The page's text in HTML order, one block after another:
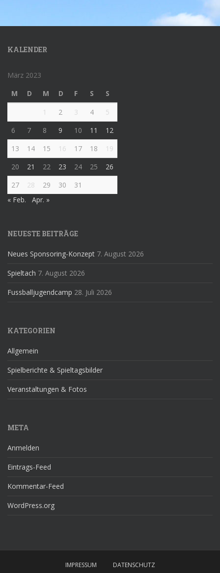
KALENDER
März 2023
M
D M D F S
S
1
2 3 4
5
6
7 8 9 10 11
12
13
14 15 16 17 18
19
20
21 22 23 24 25
26
27
28 29 30
31
« Feb.
Apr. »
NEUESTE BEITRÄGE
Neues Sponsoring-Konzept 7. August 2026
Spieltach 7. August 2026
Fussballjugendcamp 28. Juli 2026
KATEGORIEN
Allgemein
Spielberichte & Spieltagsbilder
Veranstaltungen & Fotos
META
Anmelden
Eintrags-Feed
Kommentar-Feed
WordPress.org
IMPRESSUM DATENSCHUTZ